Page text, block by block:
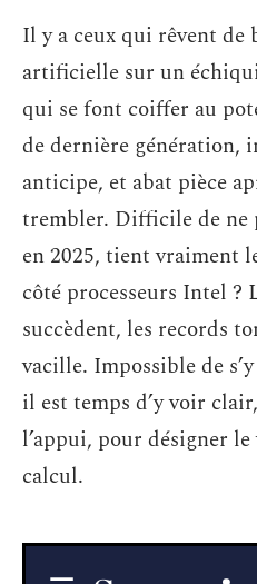
Il y a ceux qui rêvent de
artificielle sur un
qui se font coiffer au
de dernière génération,
anticipe, et abat pièce
trembler. Difficile de ne
en 2025, tient vraiment
côté processeurs Intel ?
succèdent, les records
vacille. Impossible de
il est temps d’y voir
l’appui, pour désigner
calcul.